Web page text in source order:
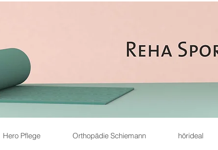
Hero Pflege Orthopädie Schiemann hörideal